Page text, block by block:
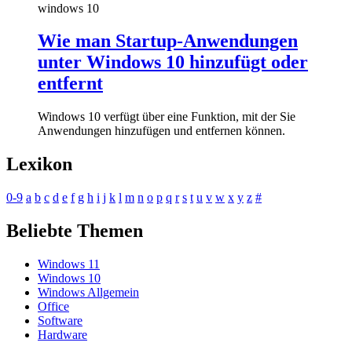
windows 10
Wie man Startup-Anwendungen
unter Windows 10 hinzufügt oder
entfernt
Windows 10 verfügt über eine Funktion, mit der Sie
Anwendungen hinzufügen und entfernen können.
Lexikon
0-9 a b c d e f g h i j k l m n o p q r s t u v w x y z #
Beliebte Themen
Windows 11
Windows 10
Windows Allgemein
Office
Software
Hardware